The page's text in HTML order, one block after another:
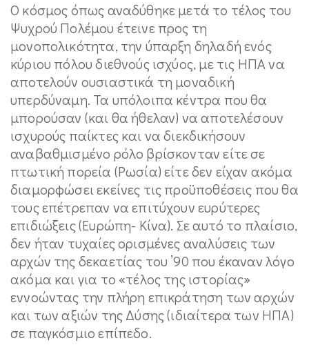
Ο κόσμος όπως αναδύθηκε μετά το τέλος του
Ψυχρού Πολέμου έτεινε προς τη
μονοπολικότητα, την ύπαρξη δηλαδή ενός
κύριου πόλου διεθνούς ισχύος, με τις ΗΠΑ να
αποτελούν ουσιαστικά τη μοναδική
υπερδύναμη. Τα υπόλοιπα κέντρα που θα
μπορούσαν (και θα ήθελαν) να αποτελέσουν
ισχυρούς παίκτες και να διεκδικήσουν
αναβαθμισμένο ρόλο βρίσκονταν είτε σε
πτωτική πορεία (Ρωσία) είτε δεν είχαν ακόμα
διαμορφώσει εκείνες τις προϋποθέσεις που θα
τους επέτρεπαν να επιτύχουν ευρύτερες
επιδιώξεις (Ευρώπη- Κίνα). Σε αυτό το πλαίσιο,
δεν ήταν τυχαίες ορισμένες αναλύσεις των
αρχών της δεκαετίας του ’90 που έκαναν λόγο
ακόμα και για το «τέλος της ιστορίας»
εννοώντας την πλήρη επικράτηση των αρχών
και των αξιών της Δύσης (ιδιαίτερα των ΗΠΑ)
σε παγκόσμιο επίπεδο.